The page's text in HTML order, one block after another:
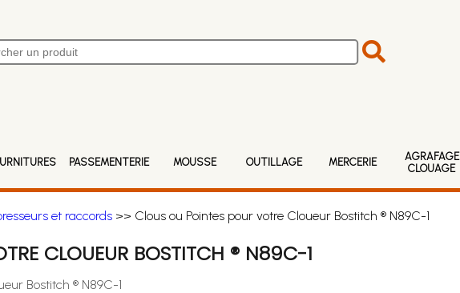
PASSEMENTERIE MOUSSE OUTILLAGE MERCERIE
AGRAFAGE
CLOUAGE
et raccords>> Clous ou Pointes pour votre Cloueur Bostitch ® N89C-1
CLOUEUR BOSTITCH ® N89C-1
Bostitch ® N89C-1